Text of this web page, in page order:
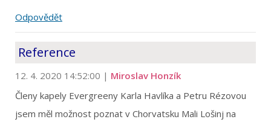
Odpovědět
Reference
12. 4. 2020 14:52:00 | Miroslav Honzík
Členy kapely Evergreeny Karla Havlíka a Petru Rézovou
jsem měl možnost poznat v Chorvatsku Mali Lošinj na